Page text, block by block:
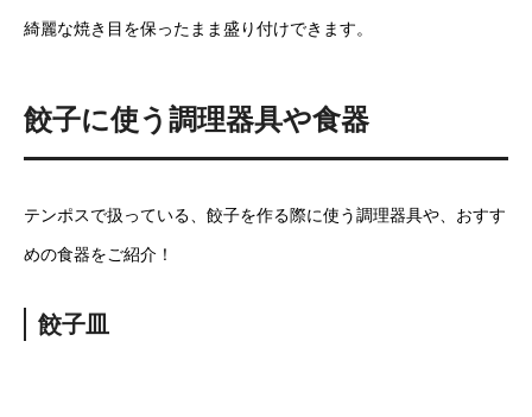
綺麗な焼き目を保ったまま盛り付けできます。
餃子に使う調理器具や食器
テンポスで扱っている、餃子を作る際に使う調理器具や、おすす
めの食器をご紹介！
餃子皿